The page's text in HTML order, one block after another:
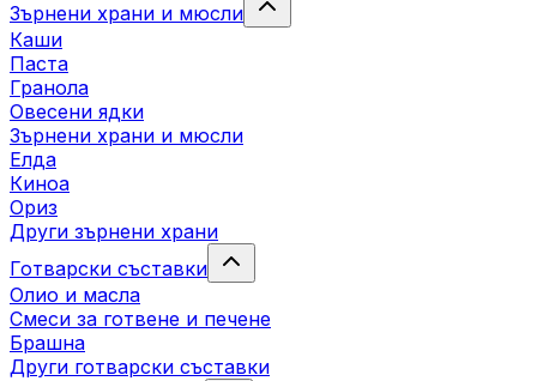
Зърнени храни и мюсли
Каши
Паста
Гранола
Овесени ядки
Зърнени храни и мюсли
Елда
Киноа
Ориз
Други зърнени храни
Готварски съставки
Олио и масла
Смеси за готвене и печене
Брашна
Други готварски съставки